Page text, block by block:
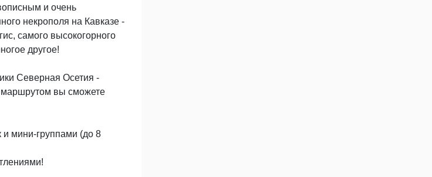
и очень
некрополя на Кавказе -
самого высокогорного
другое!
Северная Осетия -
маршрутом вы сможете
мини-группами (до 8